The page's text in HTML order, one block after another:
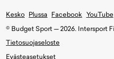
Kesko Plussa Facebook YouTube
© Budget Sport — 2026. Intersport
Tietosuojaseloste
Evästeasetukset